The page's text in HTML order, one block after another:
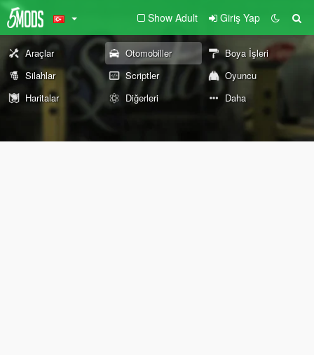
Show Adult Giriş Yap
Araçlar Otomobiller
Boya İşleri
Silahlar
Scriptler
Oyuncu
Haritalar
Diğerleri Daha